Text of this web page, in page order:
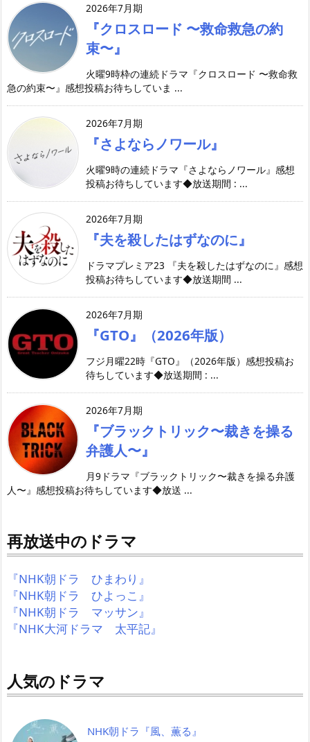
2026年7月期
『クロスロード 〜救命救急の約
束〜』
火曜9時枠の連続ドラマ『クロスロード 〜救命救
急の約束〜』感想投稿お待ちしていま ...
2026年7月期
『さよならノワール』
火曜9時の連続ドラマ『さよならノワール』感想
投稿お待ちしています◆放送期間 : ...
2026年7月期
『夫を殺したはずなのに』
ドラマプレミア23 『夫を殺したはずなのに』感想
投稿お待ちしています◆放送期間 ...
2026年7月期
『GTO』（2026年版）
フジ月曜22時『GTO』（2026年版）感想投稿お
待ちしています◆放送期間 : ...
2026年7月期
『ブラックトリック〜裁きを操る
弁護人〜』
月9ドラマ『ブラックトリック〜裁きを操る弁護
人〜』感想投稿お待ちしています◆放送 ...
再放送中のドラマ
『NHK朝ドラ ひまわり』
『NHK朝ドラ ひよっこ』
『NHK朝ドラ マッサン』
『NHK大河ドラマ 太平記』
人気のドラマ
NHK朝ドラ『風、薫る』